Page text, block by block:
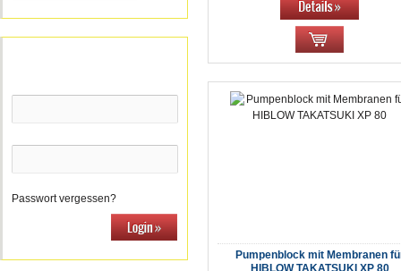
Passwort vergessen?
Pumpenblock mit Membranen
HIBLOW TAKATSUKI XP 80